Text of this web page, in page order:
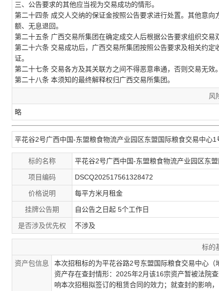
三、 公告要求的其他应当视为交易成功的情形。
第二十四条 成交人交纳的保证金按照公告要求进行处置。其他意
额、无息退回。
第二十五条 广西交易所集团在确定成交人后根据公告要求组织交易
第二十六条 交易成功后， 广西交易所集团按照公告要求及相关约定
证。
第二十七条 交易各方及其关联方之间不得恶意串通，否则交易无
第二十八条 本须知的最终解释权归广西交易所集团。
风
略
平花谷2号广西中国-东盟粮食物流产业园区东盟国际粮食交易中心
标的名称 平花谷2号广西中国-东盟粮食物流产业园区东
项目编码 DSCQ202517561328472
价格说明 每平方米月租金
挂牌公告期 自公告之日起 5个工作日
是否涉及优先权 不涉及
标的
资产包信息 本次招租标的为平花谷路2号东盟国际粮食交易中心
资产存在查封情形：2025年2月该16宗资产暂被法院
响本次招租拟签订的租赁合同的效力；就查封的影响